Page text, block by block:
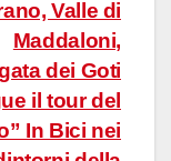
Valle di
Maddaloni,
dei Goti
il tour del
In Bici nei